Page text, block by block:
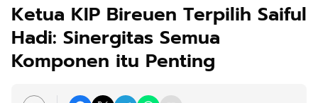
Ketua KIP Bireuen Terpilih Saiful
Hadi: Sinergitas Semua
Komponen itu Penting